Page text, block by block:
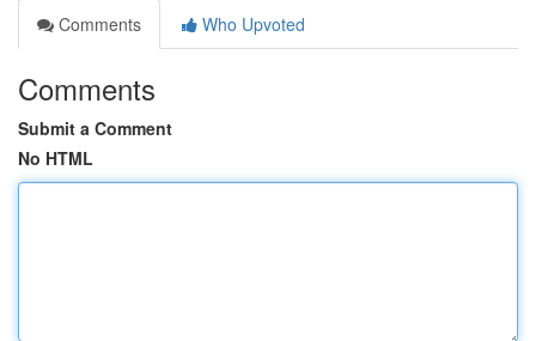
Comments
Who Upvoted
Comments
Submit a Comment
No HTML